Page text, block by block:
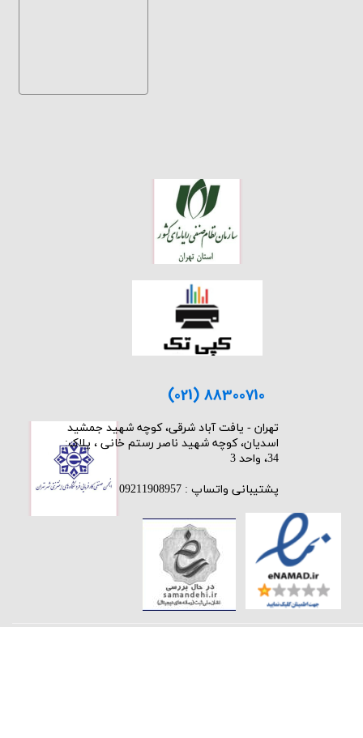
(021) 88300710
​تهران - یافت آباد شرقی، کوچه شهید جمشید
اسدیان، کوچه شهید ناصر رستم خانی ، پلاک:
34، واحد 3
پشتیبانی واتساپ : 09211908957